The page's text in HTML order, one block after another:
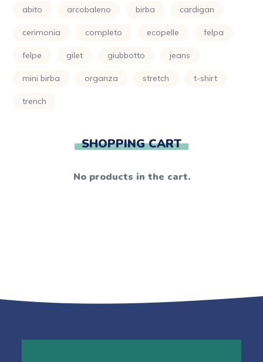
abito arcobaleno birba cardigan
cerimonia completo ecopelle felpa
felpe gilet giubbotto jeans
mini birba organza stretch t-shirt
trench
SHOPPING CART
No products in the cart.